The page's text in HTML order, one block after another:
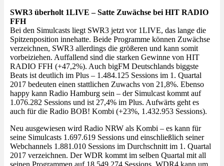
SWR3 überholt 1LIVE – Satte Zuwächse bei HIT RADIO
FFH
Bei den Simulcasts liegt SWR3 jetzt vor 1LIVE, das lange die
Spitzenposition innehatte. Beide Programme können Zuwächse
verzeichnen, SWR3 allerdings die größeren und kann somit
vorbeiziehen. Auffallend sind die starken Gewinne von HIT
RADIO FFH (+47,2%). Auch bigFM Deutschlands biggste
Beats ist deutlich im Plus – 1.484.125 Sessions im 1. Quartal
2017 bedeuten einen stattlichen Zuwachs von 21,8%. Ebenso
happy kann Radio Hamburg sein – der Simulcast kommt auf
1.076.282 Sessions und ist 27,4% im Plus. Aufwärts geht es
auch für die Radio BOB! Kombi (+23%, 1.432.953 Sessions).
Neu ausgewiesen wird Radio NRW als Kombi – es kann für
seine Simulcasts 1.697.619 Sessions und einschließlich seiner
Webchannels 1.881.010 Sessions im Durchschnitt im 1. Quartal
2017 verzeichnen. Der WDR kommt im selben Quartal mit all
seinen Programmen auf 18.549.274 Sessions. WDR4 kann um